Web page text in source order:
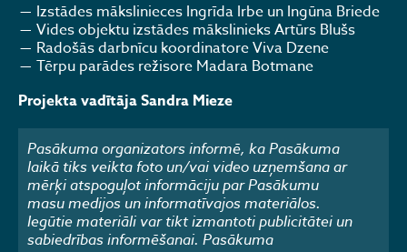
Izstādes mākslinieces Ingrīda Irbe un Ingūna Briede
Vides objektu izstādes mākslinieks Artūrs Blušs
Radošās darbnīcu koordinatore Viva Dzene
Tērpu parādes režisore Madara Botmane
Projekta vadītāja Sandra Mieze
Pasākuma organizators informē, ka Pasākuma
laikā tiks veikta foto un/vai video uzņemšana ar
mērķi atspoguļot informāciju par Pasākumu
masu medijos un informatīvajos materiālos.
Iegūtie materiāli var tikt izmantoti publicitātei un
sabiedrības informēšanai. Pasākuma